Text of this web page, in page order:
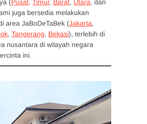
(Pusat, Timur, Barat, Utara, dan
juga bersedia melakukan
area JaBoDeTaBek (Jakarta,
, Tangerang, Bekasi), terlebih di
nusantara di wilayah negara
ini.